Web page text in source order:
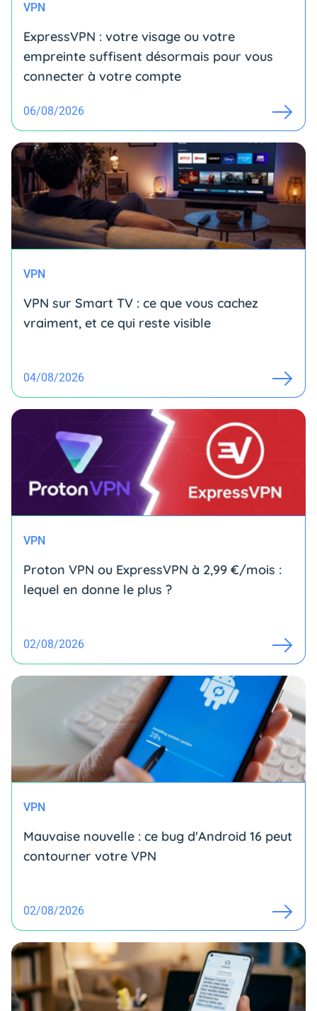
VPN
ExpressVPN : votre visage ou votre
empreinte suffisent désormais pour vous
connecter à votre compte
06/08/2026
VPN
VPN sur Smart TV : ce que vous cachez
vraiment, et ce qui reste visible
04/08/2026
VPN
Proton VPN ou ExpressVPN à 2,99 €/mois :
lequel en donne le plus ?
02/08/2026
VPN
Mauvaise nouvelle : ce bug d'Android 16 peut
contourner votre VPN
02/08/2026